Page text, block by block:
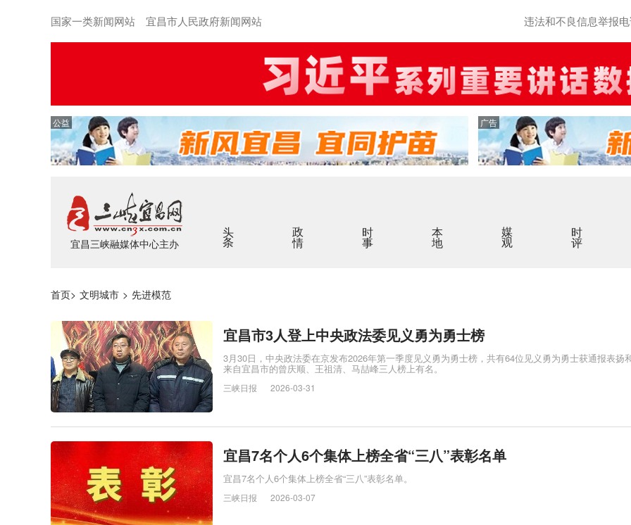
国家一类新闻网站 宜昌市人民政府新闻网站 违法和不良信息举报
公益 广告
宜昌三峡融媒体中心主办
头条 政情 时事 本地 媒观 时评
首页> 文明城市 > 先进模范
宜昌市3人登上中央政法委见义勇为勇士榜
3月30日，中央政法委在京发布2026年第一季度见义勇为勇士榜，共有64位见义勇为勇士获通报表扬和
来自宜昌市的曾庆顺、王祖清、马喆峰三人榜上有名。
三峡日报 2026-03-31
宜昌7名个人6个集体上榜全省“三八”表彰名单
宜昌7名个人6个集体上榜全省“三八”表彰名单。
三峡日报 2026-03-07